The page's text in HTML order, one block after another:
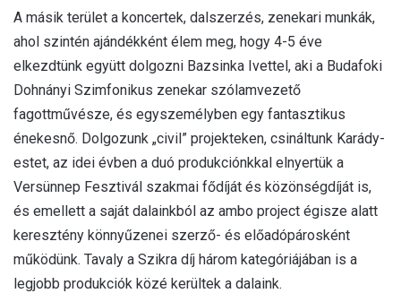
A másik terület a koncertek, dalszerzés, zenekari munkák,
ahol szintén ajándékként élem meg, hogy 4-5 éve
elkezdtünk együtt dolgozni Bazsinka Ivettel, aki a Budafoki
Dohnányi Szimfonikus zenekar szólamvezető
fagottművésze, és egyszemélyben egy fantasztikus
énekesnő. Dolgozunk „civil” projekteken, csináltunk Karády-
estet, az idei évben a duó produkciónkkal elnyertük a
Versünnep Fesztivál szakmai fődíját és közönségdíját is,
és emellett a saját dalainkból az ambo project égisze alatt
keresztény könnyűzenei szerző- és előadópárosként
működünk. Tavaly a Szikra díj három kategóriájában is a
legjobb produkciók közé kerültek a dalaink.